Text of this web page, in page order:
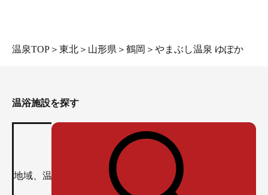
温泉TOP ＞ 東北 ＞ 山形県 ＞ 鶴岡 ＞ やまぶし温泉 ゆぽか
温浴施設を探す